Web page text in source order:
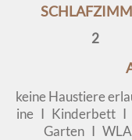
2
keine Haustiere
ine I Kinderbett I
Garten I